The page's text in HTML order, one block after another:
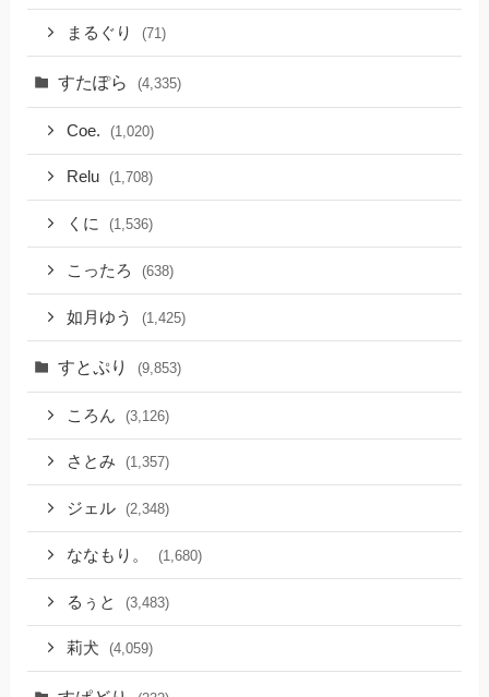
まるぐり (71)
すたぽら (4,335)
Coe. (1,020)
Relu (1,708)
くに (1,536)
こったろ (638)
如月ゆう (1,425)
すとぷり (9,853)
ころん (3,126)
さとみ (1,357)
ジェル (2,348)
ななもり。 (1,680)
るぅと (3,483)
莉犬 (4,059)